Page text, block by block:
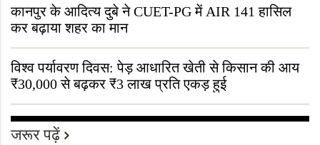
कानपुर के आदित्य दुबे ने CUET-PG में AIR 141 हासिल
कर बढ़ाया शहर का मान
विश्व पर्यावरण दिवस: पेड़ आधारित खेती से किसान की आय
₹30,000 से बढ़कर ₹3 लाख प्रति एकड़ हुई
जरूर पढ़ें